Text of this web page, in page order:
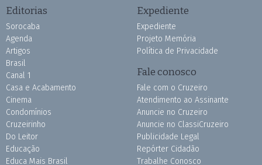
Editorias
Sorocaba
Agenda
Artigos
Brasil
Canal 1
Casa e Acabamento
Cinema
Condomínios
Cruzeirinho
Do Leitor
Educação
Educa Mais Brasil
Expediente
Expediente
Projeto Memória
Política de Privacidade
Fale conosco
Fale com o Cruzeiro
Atendimento ao Assinante
Anuncie no Cruzeiro
Anuncie no ClassiCruzeiro
Publicidade Legal
Repórter Cidadão
Trabalhe Conosco